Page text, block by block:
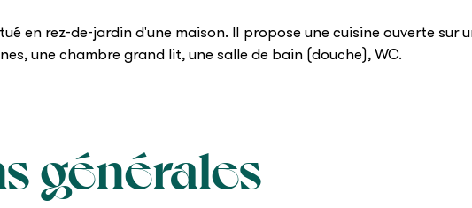
en rez-de-jardin d'une maison. Il propose une cuisine ouverte sur
une chambre grand lit, une salle de bain (douche), WC.
générales